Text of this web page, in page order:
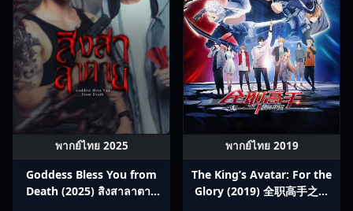
พากย์ไทย 2025
Goddess Bless You from
Death (2025) สิงสาลาตาย
พากย์ไทย 2019
The King’s Avatar: For the
Glory (2019) 全职高手之巅